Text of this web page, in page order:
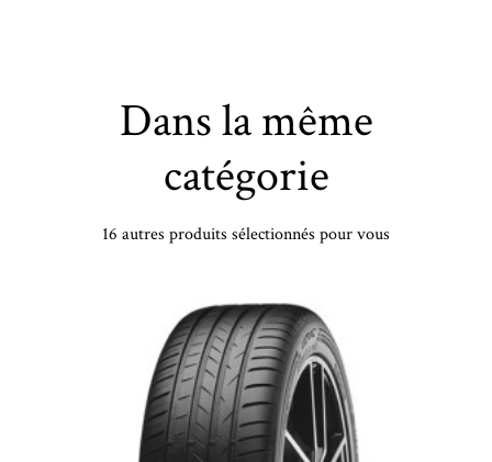
Dans la même
catégorie
16 autres produits sélectionnés pour vous